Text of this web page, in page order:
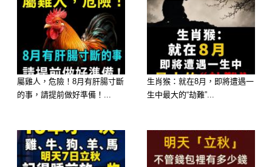
發生「火煉真金、正偏財雙雙大爆發」
的大事
中獎感應：作為 2026 火年的本命生
肖，近期小滿節氣的交替將幫您洗盡霉
大師解析：「妳一沉穩，磁場就定」。
屬雞人，危險！8月有肝腸寸斷
的事，請提前做好準備！...
生肖猴：就在8月，即將遭遇一
生中最大的“劫難”...